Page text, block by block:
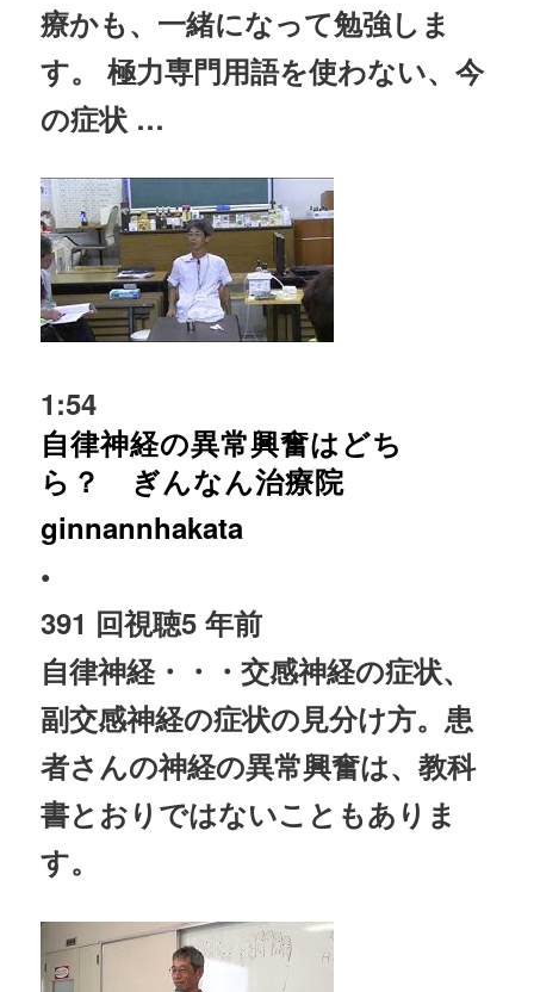
療かも、一緒になって勉強しま
す。 極力専門用語を使わない、今
の症状 …
1:54
自律神経の異常興奮はどち
ら？ ぎんなん治療院
ginnannhakata
•
391 回視聴5 年前
自律神経・・・交感神経の症状、
副交感神経の症状の見分け方。患
者さんの神経の異常興奮は、教科
書とおりではないこともありま
す。